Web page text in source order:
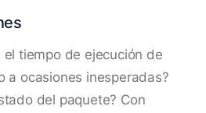
el tiempo de ejecución de
a ocasiones inesperadas?
del paquete? Con